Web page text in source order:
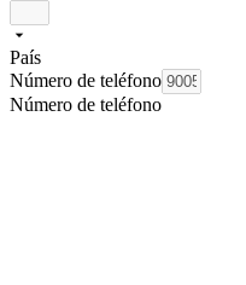
País
Número de teléfono
Número de teléfono